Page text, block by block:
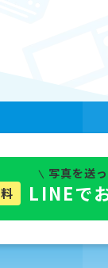
写真を送
LINEで